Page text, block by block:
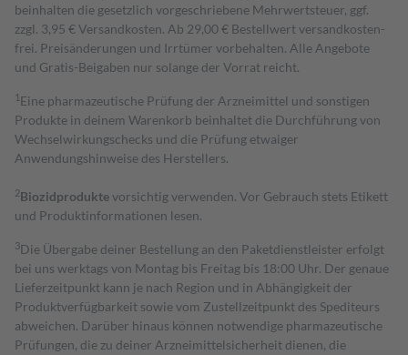
beinhalten die gesetzlich vorgeschriebene Mehrwertsteuer, ggf.
zzgl. 3,95 € Versandkosten. Ab 29,00 € Bestell­wert versand­kosten­
frei. Preisänderungen und Irrtümer vorbehalten. Alle Angebote
und Gratis-Beigaben nur solange der Vorrat reicht.
1 Eine pharmazeutische Prüfung der Arzneimittel und sonstigen
Produkte in deinem Warenkorb beinhaltet die Durchführung von
Wechselwirkungschecks und die Prüfung etwaiger
Anwendungshinweise des Herstellers.
2Biozidproduktevorsichtig verwenden. Vor Gebrauch stets Etikett
und Produktinformationen lesen.
3Die Übergabe deiner Bestellung an den Paketdienstleister erfolgt
bei uns werktags von Montag bis Freitag bis 18:00 Uhr. Der genaue
Lieferzeitpunkt kann je nach Region und in Abhängigkeit der
Produktverfügbarkeit sowie vom Zustellzeitpunkt des Spediteurs
abweichen. Darüber hinaus können notwendige pharmazeutische
Prüfungen, die zu deiner Arzneimittelsicherheit dienen, die